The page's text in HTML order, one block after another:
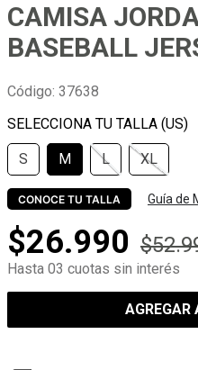
CAMISA
BASEBALL
Código: 37638
S M L XL
CONOCE TU TALLA Guía de
$26.990 $52.
Hasta 03 cuotas sin interés
AGREGAR